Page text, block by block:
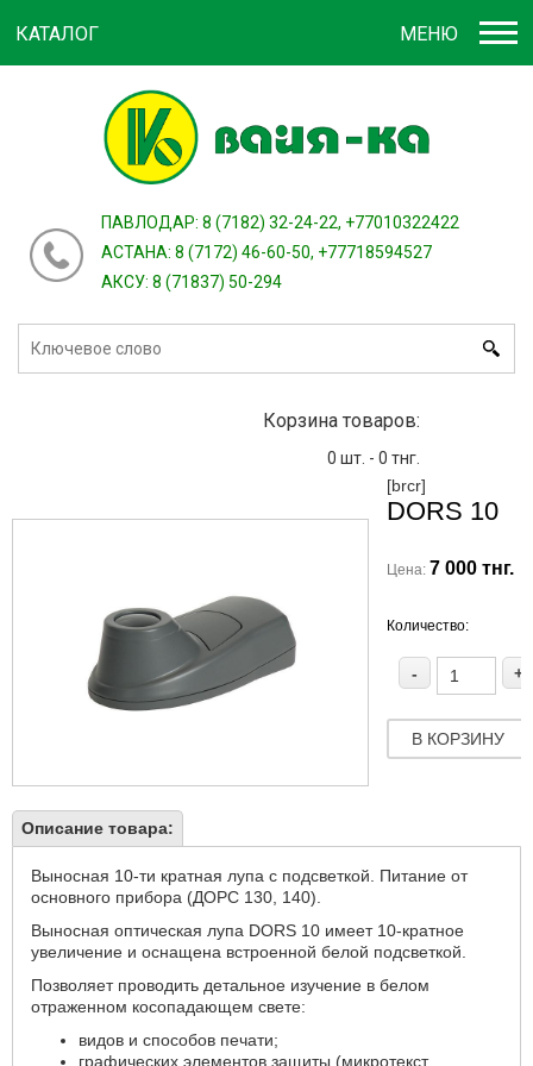
зарегистрироваться
ПАВЛОДАР: 8 (7182) 32-24-22, +77010322422
АСТАНА: 8 (7172) 46-60-50, +77718594527
АКСУ: 8 (71837) 50-294
Корзина товаров:
0 шт. - 0 тнг.
МЕНЮ
КАТАЛОГ
[brcr]
DORS 10
Цена: 7 000 тнг.
Количество:
+
-
В КОРЗИНУ
Описание товара:
Выносная 10-ти кратная лупа с подсветкой. Питание от
основного прибора (ДОРС 130, 140).
Выносная оптическая лупа DORS 10 имеет 10-кратное
увеличение и оснащена встроенной белой подсветкой.
Позволяет проводить детальное изучение в белом
отраженном косопадающем свете:
видов и способов печати;
графических элементов защиты (микротекст,